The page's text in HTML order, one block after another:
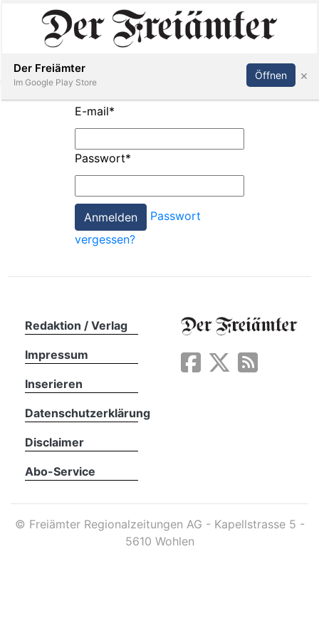
Paper
App
Inserieren Abonnieren Anmelden
E-mail*
Passwort*
Passwort
vergessen?
Redaktion / Verlag
Impressum
Inserieren
Datenschutzerklärung
Disclaimer
Abo-Service
© Freiämter Regionalzeitungen AG - Kapellstrasse 5 -
5610 Wohlen
Der Freiämter
Im Google Play Store
Öffnen ×